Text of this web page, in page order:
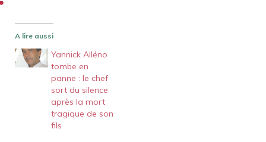
A lire aussi
Yannick Alléno
tombe en
panne : le chef
sort du silence
après la mort
tragique de son
fils